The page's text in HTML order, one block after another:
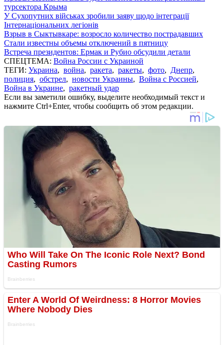
турсектора Крыма
У Сухопутних військах зробили заяву щодо інтеграції
Інтернаціональних легіонів
Взрыв в Сыктывкаре: возросло количество пострадавших
Стали известны объемы отключений в пятницу
Встреча президентов: Ермак и Рубио обсудили детали
СПЕЦТЕМА: Война России с Украиной
ТЕГИ: Украина, война, ракета, ракеты, фото, Днепр,
полиция, обстрел, новости Украины, Война с Россией,
Война в Украине, ракетный удар
Если вы заметили ошибку, выделите необходимый текст и
нажмите Ctrl+Enter, чтобы сообщить об этом редакции.